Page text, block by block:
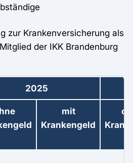
zur Krankenversicherung als
der IKK Brandenburg
2025
mit
Krankengeld